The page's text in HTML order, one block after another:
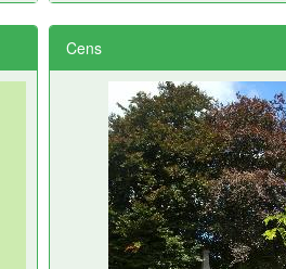
Cens